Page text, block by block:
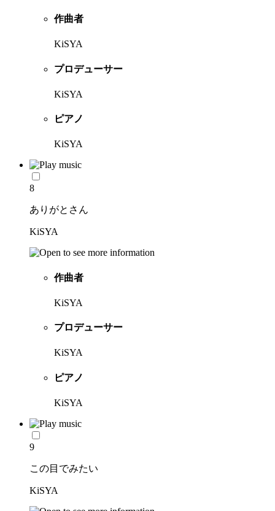
作曲者
KiSYA
プロデューサー
KiSYA
ピアノ
KiSYA
8
ありがとさん
KiSYA
作曲者
KiSYA
プロデューサー
KiSYA
ピアノ
KiSYA
9
この目でみたい
KiSYA